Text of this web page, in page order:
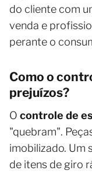
do cliente com
venda e
perante o
Como o
prejuízos?
O controle de
"quebram".
imobilizado. Um
de itens de giro